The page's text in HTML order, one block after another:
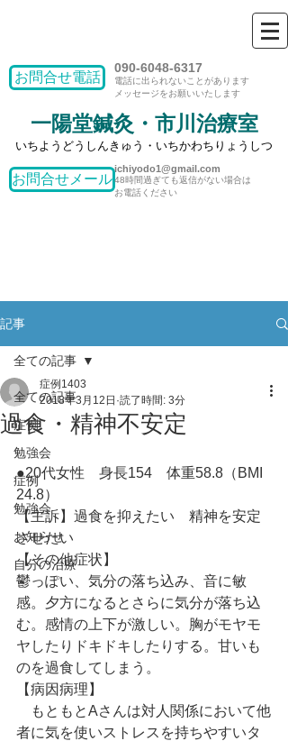
お問合せ電話
090-6048-6317
​電話に出られないことがあります
​メッセージをお願いいたします
一陽堂鍼灸​・市川治療室
いちようどうしんきゅう・いちかわちりょうしつ
お問合せメール
ichiyodo1@gmail.com
​48時間過ぎても返信がない場合は
お電話ください
記事
全ての記事
症例
勉強会
症例
勉強会
お知らせ
自分の治療
全ての記事
過食・精神不安定
症例1403
2018年3月12日 読了時間: 3分
●20代女性　身長154　体重58.8（BMI
24.8）
【主訴】過食を抑えたい　精神を安定
させたい
【その他症状】
鬱っぽい、気分の落ち込み、音に敏
感。夕方になるとさらに気分が落ち込
む。感情の上下が激しい。胸がモヤモ
ヤしたりドキドキしたりする。甘いも
のを過食してしまう。
【病因病理】
もともとAさんは対人関係において他
者に気を使いストレスを持ちやすいタ